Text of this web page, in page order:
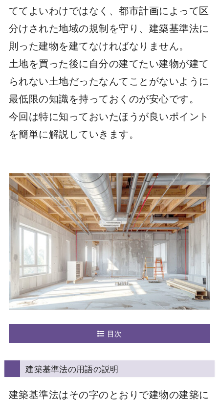
ててよいわけではなく、都市計画によって区
分けされた地域の規制を守り、建築基準法に
則った建物を建てなければなりません。
土地を買った後に自分の建てたい建物が建て
られない土地だったなんてことがないように
最低限の知識を持っておくのが安心です。
今回は特に知っておいたほうが良いポイント
を簡単に解説していきます。
目次
建築基準法の用語の説明
建築基準法はその字のとおりで建物の建築に